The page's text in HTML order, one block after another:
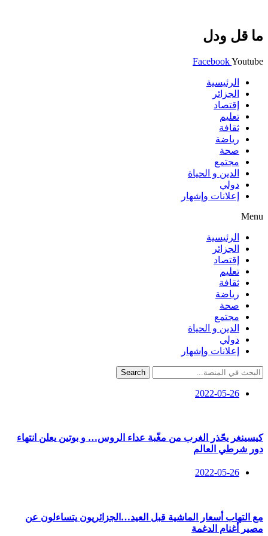
ما قل ودل
FacebookYoutube
الرئيسية
الجزائر
إقتصاد
تعليم
ثقافة
رياضة
صحة
مجتمع
الدين و الحياة
دولي
إعلانات وإشهار
Menu
الرئيسية
الجزائر
إقتصاد
تعليم
ثقافة
رياضة
صحة
مجتمع
الدين و الحياة
دولي
إعلانات وإشهار
Search
2022-05-26
كيسينغر يحّذر الغرب من مغّبة عداء الروس… و بوتين يعلن انتهاء
دور شرطي العالم
2022-05-26
مع التهاب أسعار الماشية قبل العيد…الجزائريون يتساءلون عن
مصير أغنام الدغمة